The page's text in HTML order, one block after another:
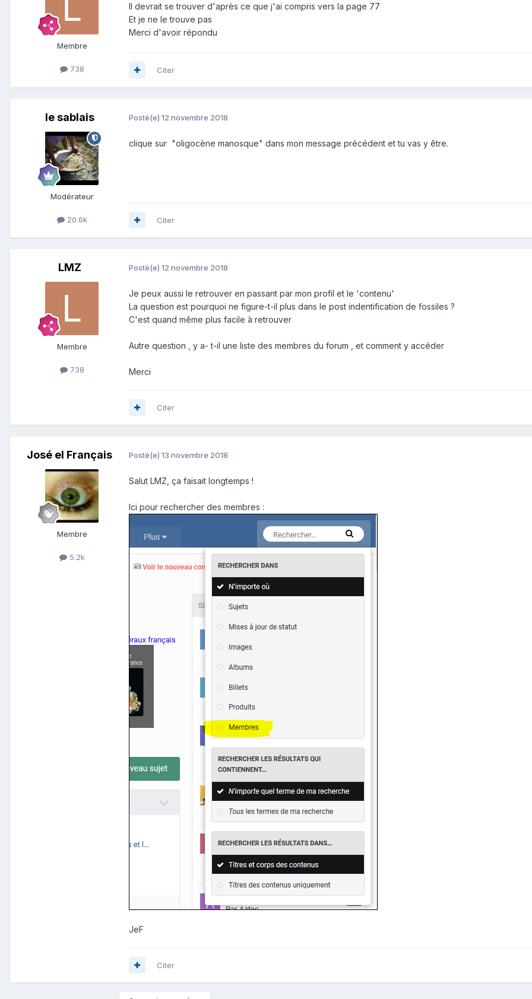
Membre
738
Il devrait se trouver d'après ce que j'ai compris vers la page 77
Et je ne le trouve pas
Merci d'avoir répondu
Citer
le sablais
Modérateur
20.6k
Posté(e) 12 novembre 2018
clique sur "oligocène manosque" dans mon message précédent et tu vas y être.
Citer
LMZ
Membre
738
Posté(e) 12 novembre 2018
Je peux aussi le retrouver en passant par mon profil et le 'contenu'
La question est pourquoi ne figure-t-il plus dans le post indentification de fossiles ?
C'est quand même plus facile à retrouver
Autre question , y a- t-il une liste des membres du forum , et comment y accéder
Merci
Citer
José el Français
Membre
5.2k
Posté(e) 13 novembre 2018
Salut LMZ, ça faisait longtemps !
Ici pour rechercher des membres :
JeF
Citer